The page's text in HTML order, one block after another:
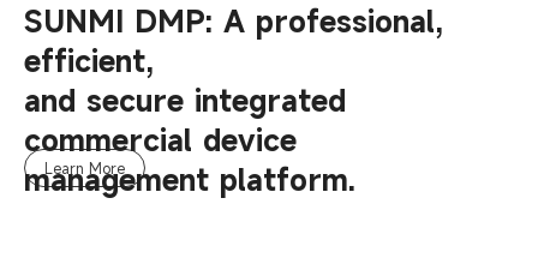
SUNMI DMP: A professional,
efficient,
and secure integrated
commercial device
management platform.
Learn More